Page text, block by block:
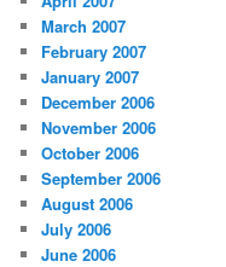
March 2007
February 2007
January 2007
December 2006
November 2006
October 2006
September 2006
August 2006
July 2006
June 2006